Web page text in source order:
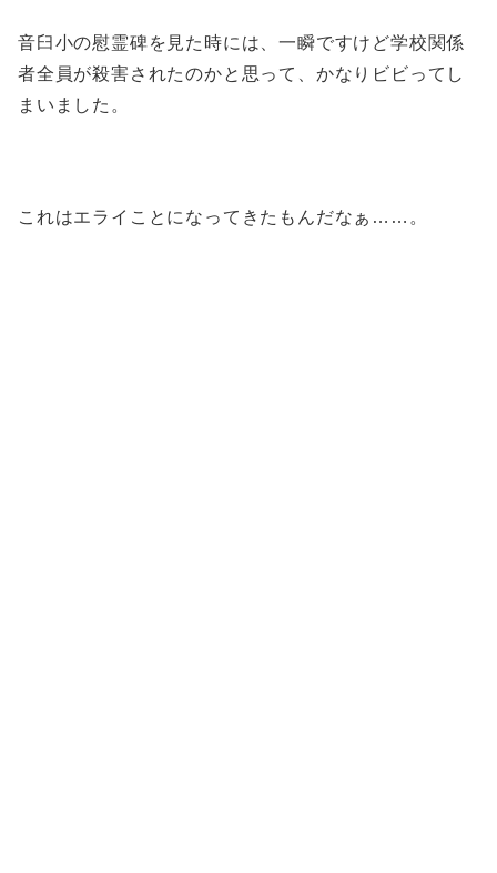
音臼小の慰霊碑を見た時には、一瞬ですけど学校関係
者全員が殺害されたのかと思って、かなりビビってし
まいました。
これはエライことになってきたもんだなぁ……。